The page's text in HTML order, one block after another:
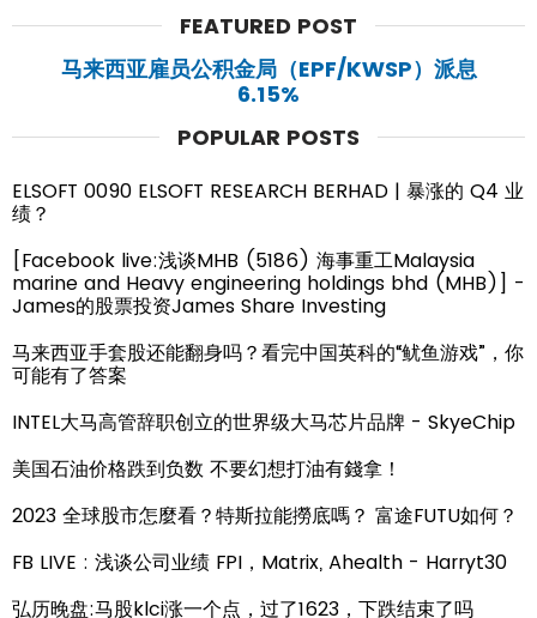
FEATURED POST
马来西亚雇员公积金局（EPF/KWSP）派息
6.15%
POPULAR POSTS
ELSOFT 0090 ELSOFT RESEARCH BERHAD | 暴涨的 Q4 业
绩？
[Facebook live:浅谈MHB (5186) 海事重工Malaysia
marine and Heavy engineering holdings bhd (MHB)] -
James的股票投资James Share Investing
马来西亚手套股还能翻身吗？看完中国英科的“鱿鱼游戏”，你
可能有了答案
INTEL大马高管辞职创立的世界级大马芯片品牌 - SkyeChip
美国石油价格跌到负数 不要幻想打油有錢拿！
2023 全球股市怎麼看？特斯拉能撈底嗎？ 富途FUTU如何？
FB LIVE : 浅谈公司业绩 FPI，Matrix, Ahealth - Harryt30
弘历晚盘:马股klci涨一个点，过了1623，下跌结束了吗